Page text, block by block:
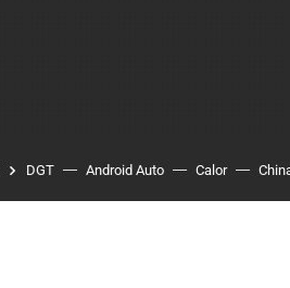
DGT Android Auto Calor